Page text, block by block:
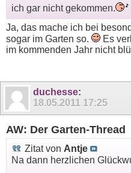
ich gar nicht gekommen.
Ja, das mache ich bei
sogar im Garten so.
Es
im kommenden Jahr nicht
duchesse:
18.05.2011 17:25
AW: Der Garten-Thread
Zitat von Antje
Na dann herzlichen